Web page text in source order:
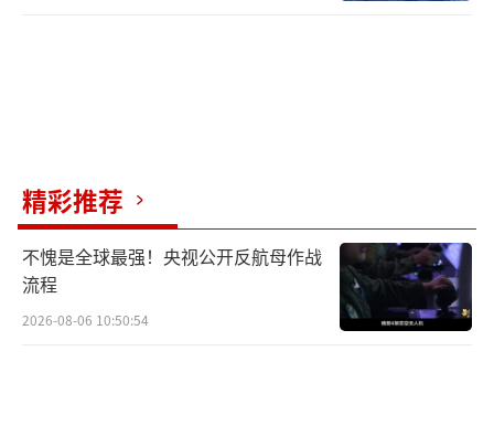
精彩推荐
不愧是全球最强！央视公开反航母作战
流程
2026-08-06 10:50:54